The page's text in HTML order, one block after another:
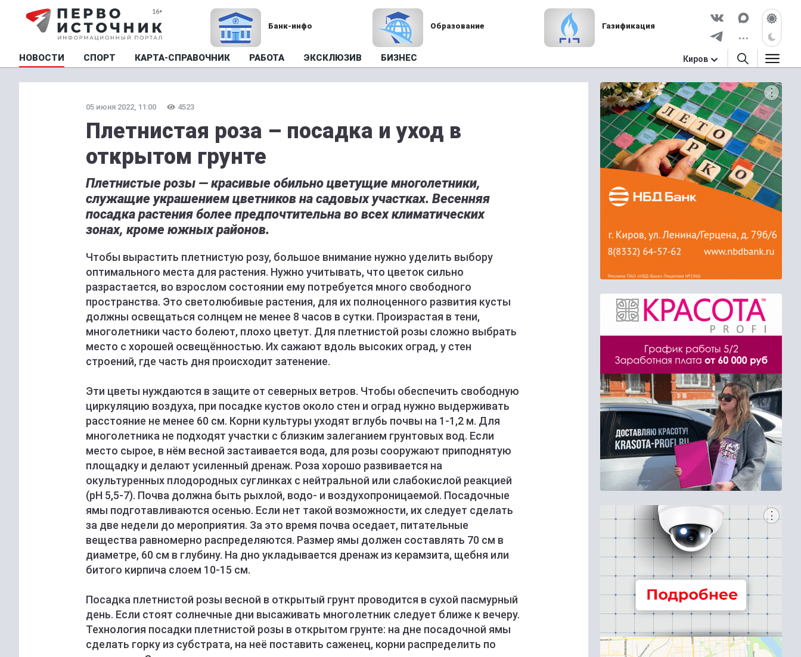
Банк-инфо Образование Газификация
НОВОСТИ СПОРТ КАРТА-СПРАВОЧНИК РАБОТА ЭКСКЛЮЗИВ БИЗНЕС Киров
05 июня 2022, 11:00 4523
Плетнистая роза – посадка и уход в
открытом грунте
Плетнистые розы — красивые обильно цветущие многолетники,
служащие украшением цветников на садовых участках. Весенняя
посадка растения более предпочтительна во всех климатических
зонах, кроме южных районов.
Чтобы вырастить плетнистую розу, большое внимание нужно уделить выбору
оптимального места для растения. Нужно учитывать, что цветок сильно
разрастается, во взрослом состоянии ему потребуется много свободного
пространства. Это светолюбивые растения, для их полноценного развития кусты
должны освещаться солнцем не менее 8 часов в сутки. Произрастая в тени,
многолетники часто болеют, плохо цветут. Для плетнистой розы сложно выбрать
место с хорошей освещённостью. Их сажают вдоль высоких оград, у стен
строений, где часть дня происходит затенение.
Эти цветы нуждаются в защите от северных ветров. Чтобы обеспечить свободную
циркуляцию воздуха, при посадке кустов около стен и оград нужно выдерживать
расстояние не менее 60 см. Корни культуры уходят вглубь почвы на 1-1,2 м. Для
многолетника не подходят участки с близким залеганием грунтовых вод. Если
место сырое, в нём весной застаивается вода, для розы сооружают приподнятую
площадку и делают усиленный дренаж. Роза хорошо развивается на
окультуренных плодородных суглинках с нейтральной или слабокислой реакцией
(pH 5,5-7). Почва должна быть рыхлой, водо- и воздухопроницаемой. Посадочные
ямы подготавливаются осенью. Если нет такой возможности, их следует сделать
за две недели до мероприятия. За это время почва оседает, питательные
вещества равномерно распределяются. Размер ямы должен составлять 70 см в
диаметре, 60 см в глубину. На дно укладывается дренаж из керамзита, щебня или
битого кирпича слоем 10-15 см.
Посадка плетнистой розы весной в открытый грунт проводится в сухой пасмурный
день. Если стоят солнечные дни высаживать многолетник следует ближе к вечеру.
Технология посадки плетнистой розы в открытом грунте: на дне посадочной ямы
сделать горку из субстрата, на неё поставить саженец, корни распределить по